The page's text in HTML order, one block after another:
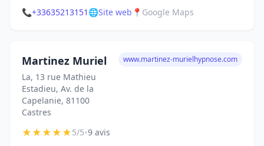
📞+33635213151 🌐Site web 📍 Google Maps
Martinez Muriel
La, 13 rue Mathieu
Estadieu, Av. de la
Capelanie, 81100
Castres
www.martinez-murielhypnose.com
★★★★★5/5•9 avis